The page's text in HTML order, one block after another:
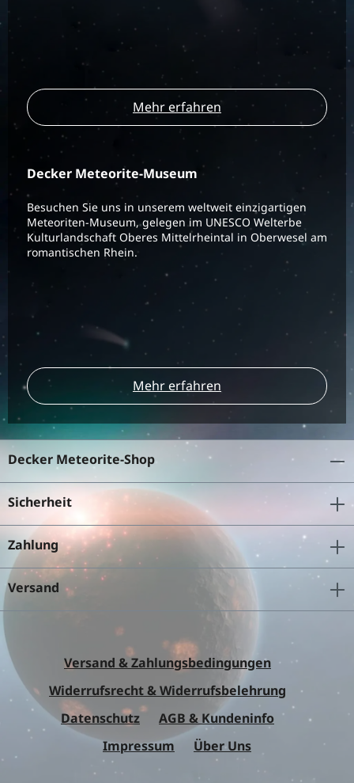
Mehr erfahren
Decker Meteorite-Museum
Besuchen Sie uns in unserem weltweit einzigartigen
Meteoriten-Museum, gelegen im UNESCO Welterbe
Kulturlandschaft Oberes Mittelrheintal in Oberwesel am
romantischen Rhein.
Mehr erfahren
Decker Meteorite-Shop
Sicherheit
Zahlung
Versand
Versand & Zahlungsbedingungen
Widerrufsrecht & Widerrufsbelehrung
Datenschutz
AGB & Kundeninfo
Impressum
Über Uns